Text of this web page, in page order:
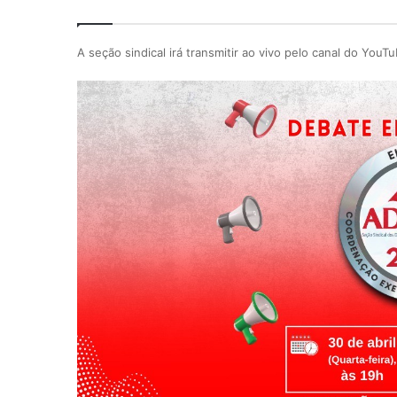
A seção sindical irá transmitir ao vivo pelo canal do